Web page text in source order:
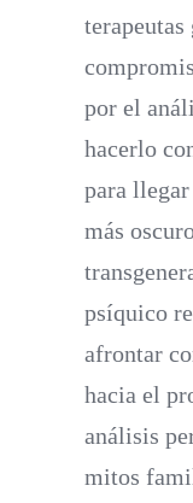
terapeutas
por el
hacerlo
para llegar
más
psíquico
afrontar
hacia el
análisis
mitos